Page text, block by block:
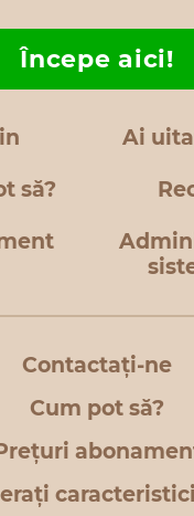
Ai
să?
Începe aici!
Contactați-ne
Cum pot să?